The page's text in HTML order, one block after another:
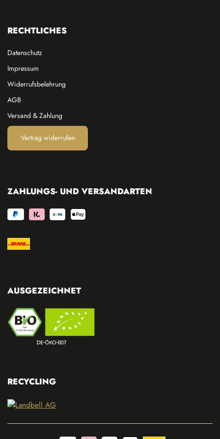
RECHTLICHES
Datenschutz
Impressum
Widerrufsbelehrung
AGB
Versand & Zahlung
Vertrag widerrufen
ZAHLUNGS- UND VERSANDARTEN
AUSGEZEICHNET
RECYCLING